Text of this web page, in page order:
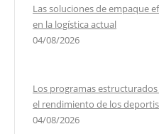
Las soluciones de empaque
en la logística actual
04/08/2026
Los programas
el rendimiento de los
04/08/2026